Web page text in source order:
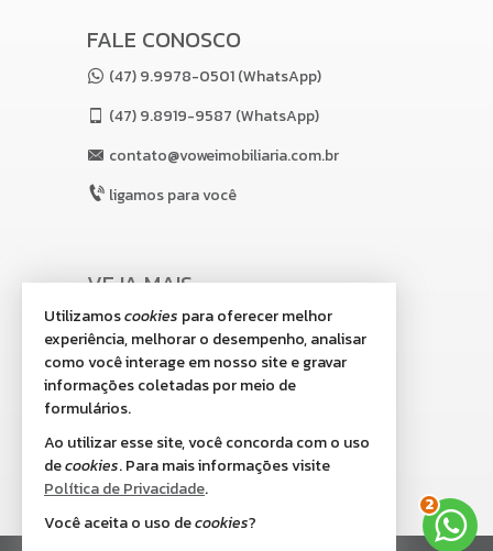
FALE CONOSCO
(47) 9.9978-0501 (WhatsApp)
(47)9.8919-9587 (WhatsApp)
contato@voweimobiliaria.com.br
ligamos para você
VEJA MAIS
receba nosso newsletter
indicadores financeiros
cadastre seu imóvel
imóveis favoritos
mapa de imóveis
Utilizamoscookies para oferecer melhor
experiência, melhorar o desempenho, analisar
como você interage em nosso site e gravar
informações coletadas por meio de
formulários.
Ao utilizar esse site, você concorda com o uso
decookies. Para mais informações visite
Política de Privacidade.
Você aceita o uso decookies?